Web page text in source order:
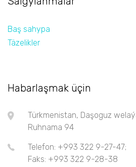
Baş sahypa
Täzelikler
Habarlaşmak üçin
Türkmenistan, Daşoguz
Ruhnama 94
Telefon: +993 322 9-27-47;
Faks: +993 322 9-28-38